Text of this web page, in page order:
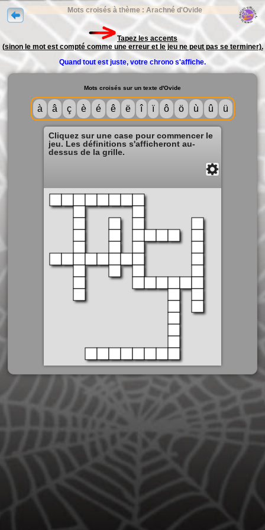
Mots croisés à thème : Arachné d'Ovide
Tapez les accents
(sinon le mot est compté comme une erreur et le jeu ne peut pas se terminer).
Quand tout est juste, votre chrono s'affiche.
Mots croisés sur un texte d'Ovide
à â ç è é ê ë î ï ô ö ù û ü
Cliquez sur une case pour commencer le
jeu. Les définitions s'afficheront au-
dessus de la grille.
Solution